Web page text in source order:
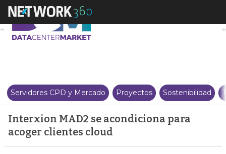
Interxion MAD2 se
Servidores CPD y Mercado Proyectos Sostenibilidad
Interxion MAD2 se acondiciona para
acoger clientes cloud